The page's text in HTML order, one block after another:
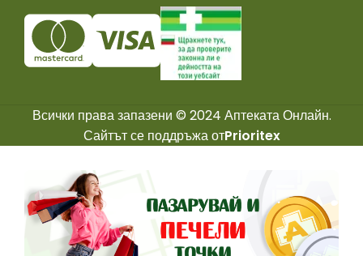
Всички права запазени © 2024 Аптеката Онлайн.
Сайтът се поддръжа отPrioritex